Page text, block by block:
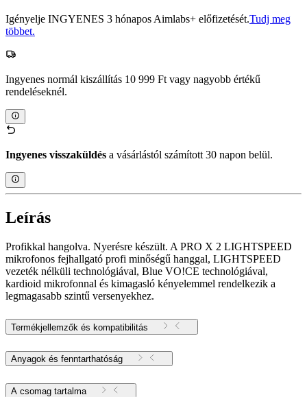
Igényelje INGYENES 3 hónapos Aimlabs+ előfizetését.Tudj meg
többet.
Ingyenes normál kiszállítás 10 999 Ft vagy nagyobb értékű
rendeléseknél.
Ingyenes visszaküldés a vásárlástól számított 30 napon belül.
Leírás
Profikkal hangolva. Nyerésre készült. A PRO X 2 LIGHTSPEED
mikrofonos fejhallgató profi minőségű hanggal, LIGHTSPEED
vezeték nélküli technológiával, Blue VO!CE technológiával,
kardioid mikrofonnal és kimagasló kényelemmel rendelkezik a
legmagasabb szintű versenyekhez.
Termékjellemzők és kompatibilitás
Anyagok és fenntarthatóság
A csomag tartalma